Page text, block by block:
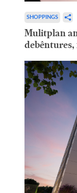
SHOPPINGS
Mulitplan
debêntures,